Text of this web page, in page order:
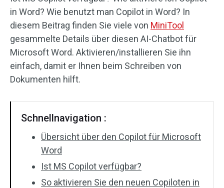
in Word? Wie benutzt man Copilot in Word? In
diesem Beitrag finden Sie viele von MiniTool
gesammelte Details über diesen AI-Chatbot für
Microsoft Word. Aktivieren/installieren Sie ihn
einfach, damit er Ihnen beim Schreiben von
Dokumenten hilft.
Schnellnavigation :
Übersicht über den Copilot für Microsoft
Word
Ist MS Copilot verfügbar?
So aktivieren Sie den neuen Copiloten in